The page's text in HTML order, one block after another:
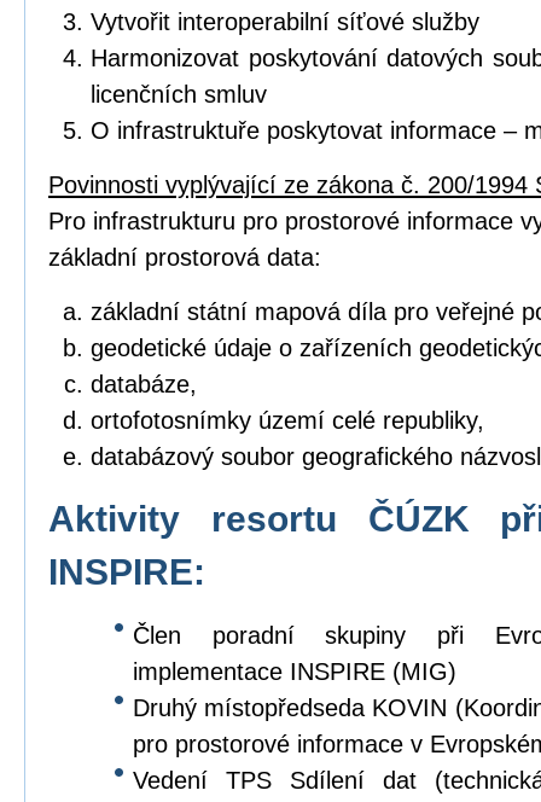
Vytvořit interoperabilní síťové služby
Harmonizovat poskytování datových
licenčních smluv
O infrastruktuře poskytovat informace –
Povinnosti vyplývající ze zákona č. 200/1994
Pro infrastrukturu pro prostorové informace
základní prostorová data:
základní státní mapová díla pro veřejné
geodetické údaje o zařízeních
databáze,
ortofotosnímky území celé republiky,
databázový soubor geografického
Aktivity resortu ČÚZK
INSPIRE:
Člen poradní skupiny při
implementace INSPIRE (MIG)
Druhý místopředseda KOVIN
pro prostorové informace v
Vedení TPS Sdílení dat